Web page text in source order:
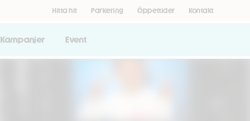
Hitta hit Parkering Öppettider Kontakt
Kampanjer Event